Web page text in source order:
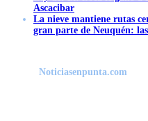
Ascacibar
La nieve mantiene rutas
gran parte de Neuquén:
Noticiasenpunta.com